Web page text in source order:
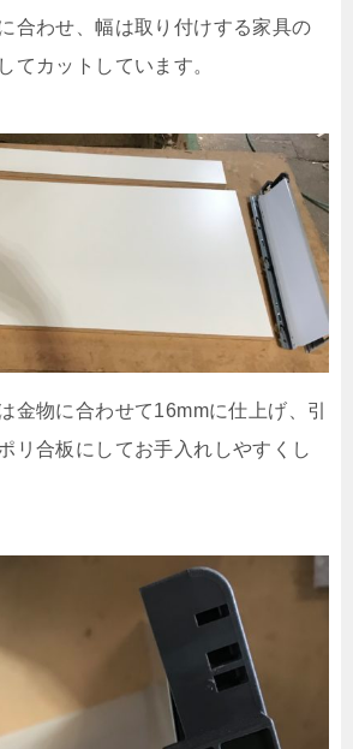
合わせ、幅は取り付けする家具の
てカットしています。
金物に合わせて16mmに仕上げ、引
リ合板にしてお手入れしやすくし